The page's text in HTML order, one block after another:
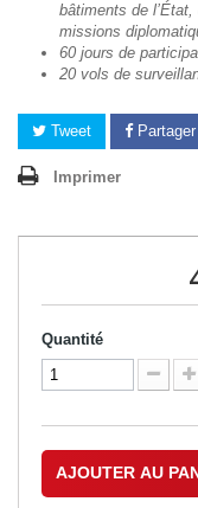
bâtiments de
missions
60 jours de
20 vols de
Tweet Partager
Imprimer
Quantité
AJOUTER AU